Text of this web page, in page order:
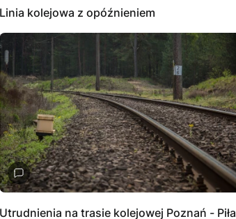
Linia kolejowa z opóźnieniem
Utrudnienia na trasie kolejowej Poznań - Piła